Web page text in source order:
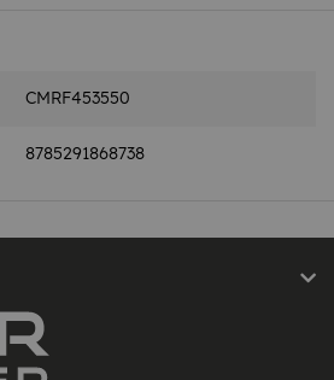
CMRF453550
8785291868738